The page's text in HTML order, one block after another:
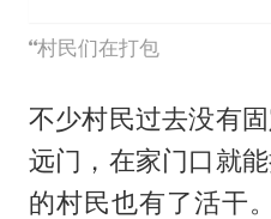
村民们在打包
不少村民过去没有
远门，在家门口就
的村民也有了活干